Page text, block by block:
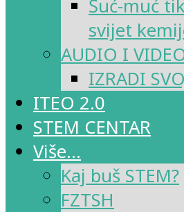
Šuć-muć
svijet
AUDIO I
IZRADI
ITEO 2.0
STEM CENTAR
Više…
Kaj buš STEM?
FZTSH